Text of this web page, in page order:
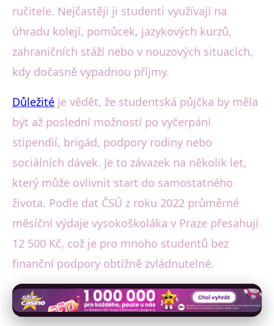
ručitele. Nejčastěji ji studenti využívají na
úhradu kolejí, pomůcek, jazykových kurzů,
zahraničních stáží nebo v nouzových situacích,
kdy dočasně vypadnou příjmy.
Důležité je vědět, že studentská půjčka by měla
být až poslední možností po vyčerpání
stipendií, brigád, podpory rodiny nebo
sociálních dávek. Je to závazek na několik let,
který může ovlivnit start do samostatného
života. Podle dat ČSÚ z roku 2022 průměrné
měsíční výdaje vysokoškoláka v Praze přesahují
12 500 Kč, což je pro mnoho studentů bez
finanční podpory obtížně zvládnutelné.